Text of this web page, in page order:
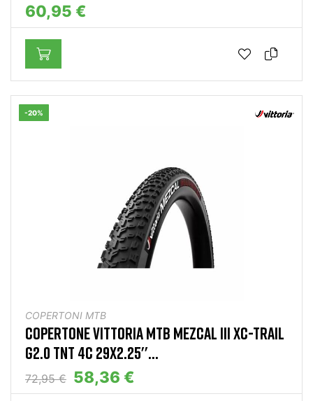
60,95 €
-20%
COPERTONI MTB
COPERTONE VITTORIA MTB MEZCAL III XC-TRAIL
G2.0 TNT 4C 29X2.25''...
72,95 € 58,36 €